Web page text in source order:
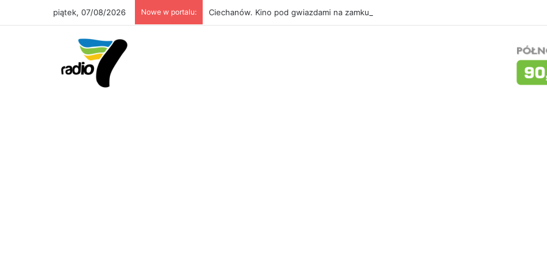
piątek, 07/08/2026 Nowe w portalu: Ciechanów. Kino pod gwiazdami na zamku. W sobotę „Ostatni pojedynek”